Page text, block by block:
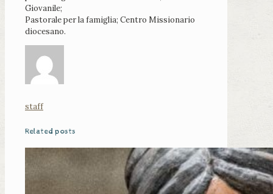
Giovanile;
Pastorale per la famiglia; Centro Missionario
diocesano.
staff
Related posts